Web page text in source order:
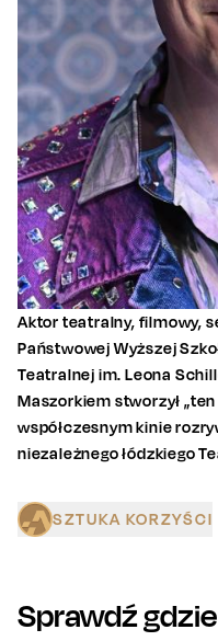
Aktor teatralny, filmowy,
Państwowej Wyższej
Teatralnej im. Leona
Maszorkiem stworzył
współczesnym kinie
niezależnego łódzkiego
SZTUKA KORZYŚCI
Sprawdź